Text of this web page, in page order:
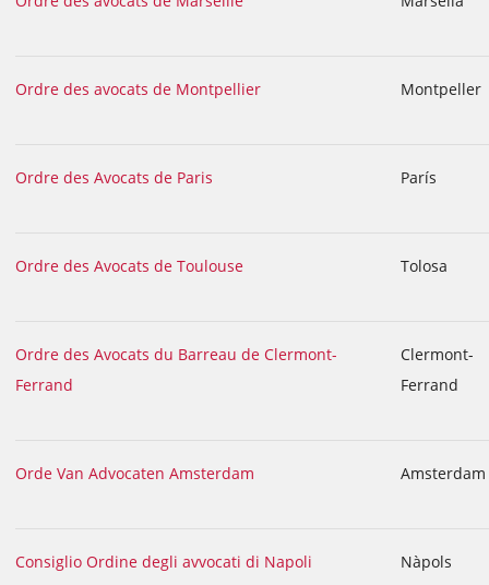
Ordre des avocats de Montpellier Montpeller
Ordre des Avocats de Paris París
Ordre des Avocats de Toulouse Tolosa
Ordre des Avocats du Barreau de Clermont-
Ferrand
Clermont-
Ferrand
Orde Van Advocaten Amsterdam Amsterdam
Consiglio Ordine degli avvocati di Napoli Nàpols